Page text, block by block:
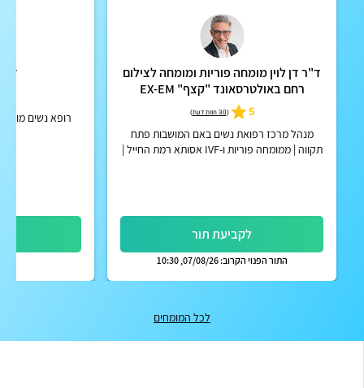
ד"ר דן לוין מומחה פוריות ומומחה לצילום
רחם באולטרסאונד "קצף" EX-EM
5
(30 חוות דעת )
מנהל מרכז רפואת נשים באם המושבות פתח
תקווה | ממומחה פוריות ו-IVF אסותא רמת החייל |
לקביעת תור
התור הפנוי הקרוב: 07/08/26, 10:30
רופא נשים
לכל המומחים